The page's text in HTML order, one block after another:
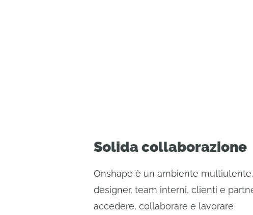
Solida collaborazione
Onshape è un ambiente
designer, team interni, clienti e
accedere, collaborare e lavorare